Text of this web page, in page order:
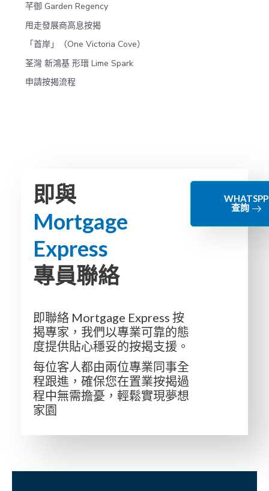
芊御 Garden Regency
甩走發展商高息按揭
「首岸」（One Victoria Cove）
荃灣 新鴻基 形瑨 Lime Spark
申請按揭流程
即與
Mortgage
Express
專員聯絡
即聯絡 Mortgage Express 按
揭專家，我們以專業可靠的態
度提供貼心穩妥的按揭支援。
每位客人都由兩位專業同事全
程跟進，確保您在置業按揭過
程中無需擔憂，輕鬆實現夢想
家園
WHATSPP
查詢